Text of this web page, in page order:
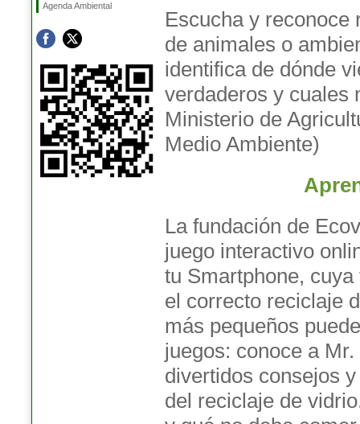
Agenda Ambiental
Escucha y reconoce
de animales o
identifica de dónde
verdaderos y cuales
Ministerio de
Medio Ambiente)
La fundación de
juego interactivo
tu Smartphone,
el correcto reciclaje
más pequeños
juegos: conoce a
divertidos consejos
del reciclaje de